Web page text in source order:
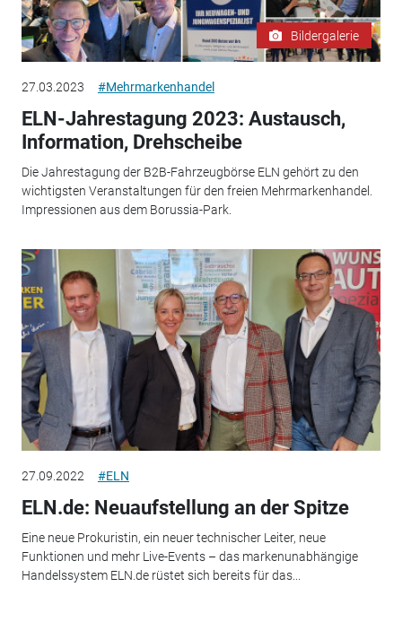
Bildergalerie
27.03.2023 #Mehrmarkenhandel
ELN-Jahrestagung 2023: Austausch,
Information, Drehscheibe
Die Jahrestagung der B2B-Fahrzeugbörse ELN gehört zu den
wichtigsten Veranstaltungen für den freien Mehrmarkenhandel.
Impressionen aus dem Borussia-Park.
27.09.2022 #ELN
ELN.de: Neuaufstellung an der Spitze
Eine neue Prokuristin, ein neuer technischer Leiter, neue
Funktionen und mehr Live-Events – das markenunabhängige
Handelssystem ELN.de rüstet sich bereits für das...